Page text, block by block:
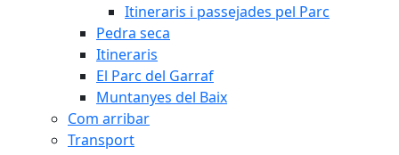
Itineraris i passejades pel Parc
Pedra seca
Itineraris
El Parc del Garraf
Muntanyes del Baix
Com arribar
Transport